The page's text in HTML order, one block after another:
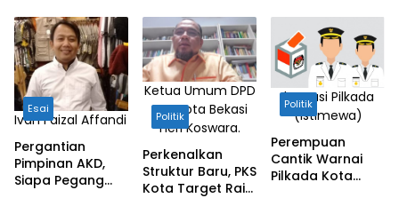
Suara ASIH
Wajib Diketahui
Ivan Faizal Affandi
Esai
Pergantian
Pimpinan AKD,
Siapa Pegang
Ketua Umum DPD
PKS Kota Bekasi
Heri Koswara.
Politik
Perkenalkan
Struktur Baru, PKS
Kota Target Raih
Ilustrasi Pilkada
(istimewa)
Politik
Perempuan
Cantik Warnai
Pilkada Kota